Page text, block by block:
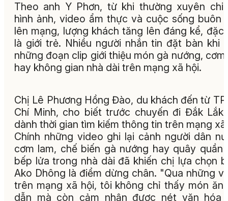
Theo anh Y Phơn, từ khi thường xuyên
hình ảnh, video ẩm thực và cuộc sống buôn
lên mạng, lượng khách tăng lên đáng kể, đặc
là giới trẻ. Nhiều người nhắn tin đặt bàn khi
những đoạn clip giới thiệu món gà nướng, cơm
hay không gian nhà dài trên mạng xã hội.
Chị Lê Phương Hồng Đào, du khách đến từ
Chí Minh, cho biết trước chuyến đi Đắk
dành thời gian tìm kiếm thông tin trên mạng xã
Chính những video ghi lại cảnh người dân
cơm lam, chế biến gà nướng hay quây quần
bếp lửa trong nhà dài đã khiến chị lựa chọn
Ako Dhông là điểm dừng chân. "Qua những
trên mạng xã hội, tôi không chỉ thấy món ăn
dẫn mà còn cảm nhận được nét văn hóa